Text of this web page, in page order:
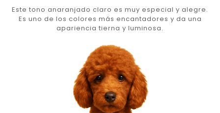
Este tono anaranjado claro es muy especial y alegre.
Es uno de los colores más encantadores y da una
apariencia tierna y luminosa.